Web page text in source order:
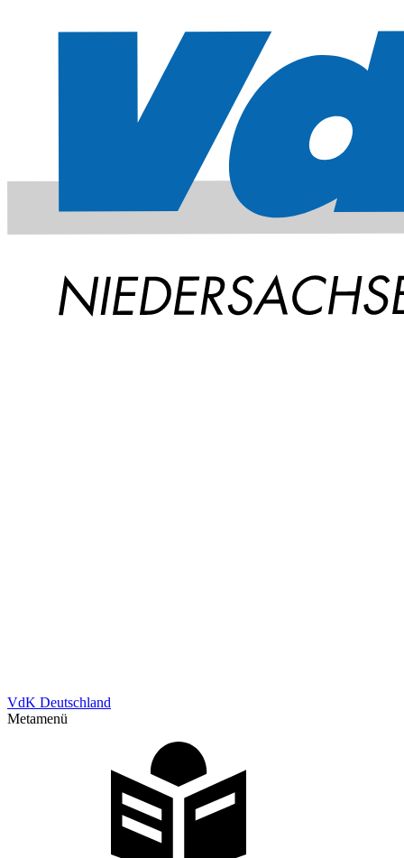
VdK Deutschland
Metamenü